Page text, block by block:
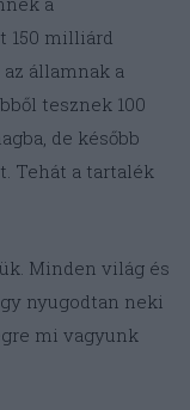
150 milliárd
államnak a
tesznek 100
de később
Tehát a tartalék
Minden világ és
nyugodtan neki
mi vagyunk